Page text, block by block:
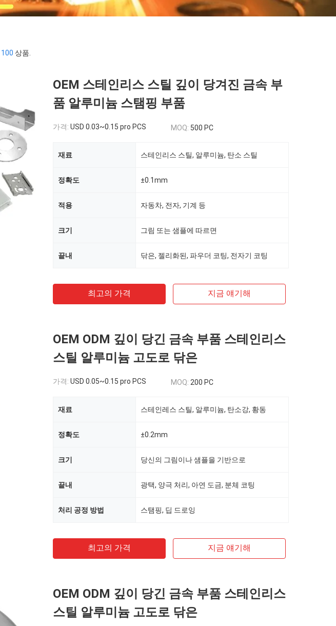
100 상품.
OEM 스테인리스 스틸 깊이 당겨진 금속 부
품 알루미늄 스탬핑 부품
가격: USD 0.03~0.15 pro PCS MOQ: 500 PC
재료 스테인리스 스틸, 알루미늄, 탄소 스틸
정확도 ±0.1mm
적용 자동차, 전자, 기계 등
크기 그림 또는 샘플에 따르면
끝내 닦은, 젤리화된, 파우더 코팅, 전자기 코팅
최고의 가격 지금 얘기해
OEM ODM 깊이 당긴 금속 부품 스테인리스
스틸 알루미늄 고도로 닦은
가격: USD 0.05~0.15 pro PCS MOQ: 200 PC
재료 스테인레스 스틸, 알루미늄, 탄소강, 황동
정확도 ±0.2mm
크기 당신의 그림이나 샘플을 기반으로
끝내 광택, 양극 처리, 아연 도금, 분체 코팅
처리 공정 방법 스탬핑, 딥 드로잉
최고의 가격 지금 얘기해
OEM ODM 깊이 당긴 금속 부품 스테인리스
스틸 알루미늄 고도로 닦은